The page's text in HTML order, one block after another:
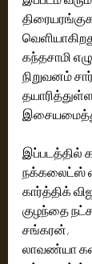
கந்தசாமி
நிறுவனம்
இப்படத்தில்
நக்கலைட்ஸ்
கார்த்திக்
குழந்தை
சங்கரன்,
லாவண்யா